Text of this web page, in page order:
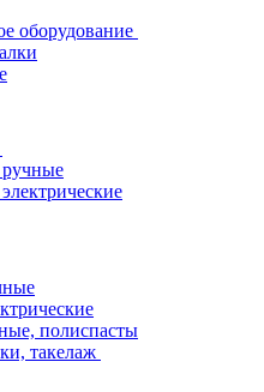
оборудование
полиспасты
такелаж